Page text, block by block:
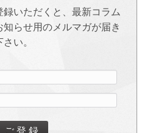
録いただくと、最新コラム
らせ用のメルマガが届き
い。